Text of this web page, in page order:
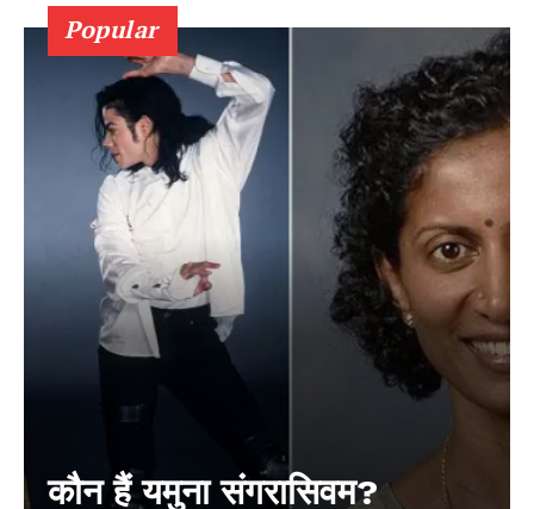
Popular
कौन हैं यमुना संगरासिवम?